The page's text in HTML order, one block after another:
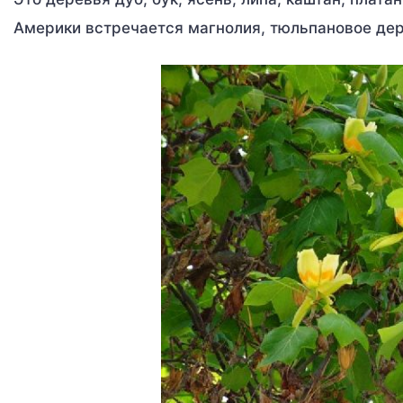
Америки встречается магнолия, тюльпановое